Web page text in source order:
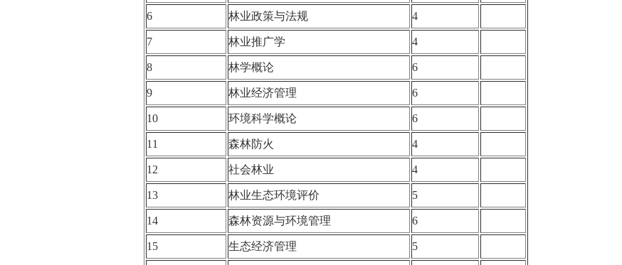
6 林业政策与法规 4
7 林业推广学 4
8 林学概论 6
9 林业经济管理 6
10 环境科学概论 6
11 森林防火 4
12 社会林业 4
13 林业生态环境评价 5
14 森林资源与环境管理 6
15 生态经济管理 5